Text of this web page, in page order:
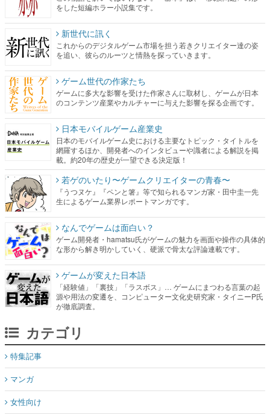
をした短編ホラー小説集です。
新世代に訊く
これからのデジタルゲーム市場を担う若きクリエイター達の姿
を追い、彼らのルーツと情熱を探っていきます。
ゲーム世代の作家たち
ゲームに多大な影響を受けた作家さんに取材し、ゲームが日本
のコンテンツ産業やカルチャーに与えた影響を探る企画です。
日本モバイルゲーム産業史
日本のモバイルゲーム史における主要なトピック・タイトルを
網羅するほか、開発者へのインタビューや識者による解説を掲
載。約20年の歴史が一望できる決定版！
若ゲのいたり〜ゲームクリエイターの青春〜
『うつヌケ』『ペンと箸』等で知られるマンガ家・田中圭一先
生によるゲーム業界レポートマンガです。
なんでゲームは面白い？
ゲーム開発者・hamatsu氏がゲームの魅力を画面や操作の具体的
な形から解き明かしていく、硬派で骨太な評論連載です。
ゲームが変えた日本語
「経験値」「裏技」「ラスボス」… ゲームにまつわる言葉の起
源や用法の変遷を、コンピューター文化史研究家・タイニーP氏
が徹底調査。
カテゴリ
特集記事
マンガ
女性向け